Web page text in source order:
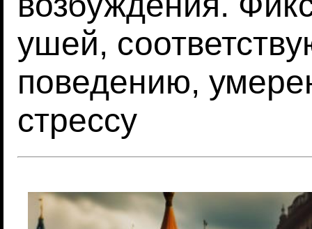
ушей,
поведению,
стрессу